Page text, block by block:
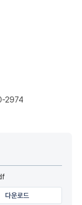
2974
다운로드